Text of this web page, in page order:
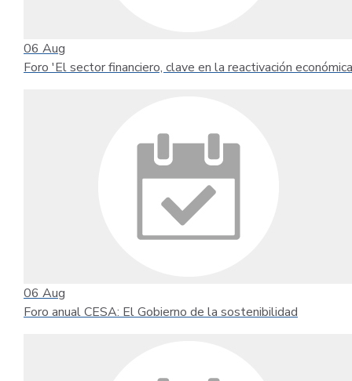
06 Aug
Foro 'El sector financiero, clave en la reactivación
06 Aug
Foro anual CESA: El Gobierno de la sostenibilidad